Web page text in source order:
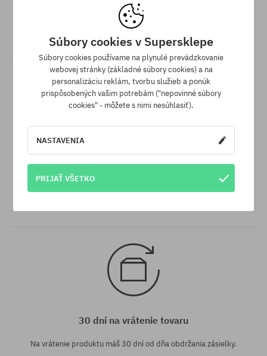
Doprava zadarmo od 70,30 €
Všetky objednávky v hodnote nad 70,30 € odosielame zadarmo
bez rozdielu na vybraný spôsob platby a doručenia.
Záruka najnižšej ceny
Máme najlepšie ceny, ale keď náhodou nájdeš ten istý produkt v
inom e-shope a s nižšou cenou - špeciálne pre Teba znížime jeho
30 dní na vrátenie tovaru
Na vrátenie produktu máš 30 dní od dňa obdržania zásielky.
Súbory cookies v Supersklepe
Súbory cookies používame na plynulé prevádzkovanie
webovej stránky (základné súbory cookies) a na
personalizáciu reklám, tvorbu služieb a ponúk
prispôsobených vašim potrebám ("nepovinné súbory
cookies" - môžete s nimi nesúhlasiť).
NASTAVENIA
PRIJAŤ VŠETKO